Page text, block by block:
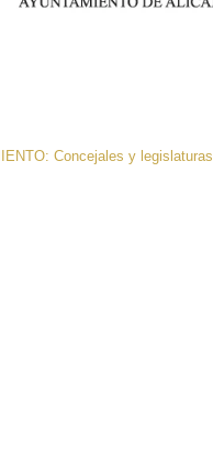
Concejales y legislaturas